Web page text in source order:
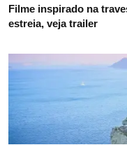
Filme inspirado na
estreia, veja trailer